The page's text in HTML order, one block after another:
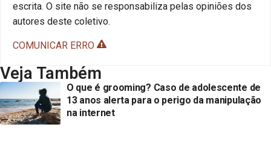
escrita. O site não se responsabiliza pelas opiniões dos
autores deste coletivo.
COMUNICAR ERRO
Veja Também
O que é grooming? Caso de adolescente de
13 anos alerta para o perigo da manipulação
na internet